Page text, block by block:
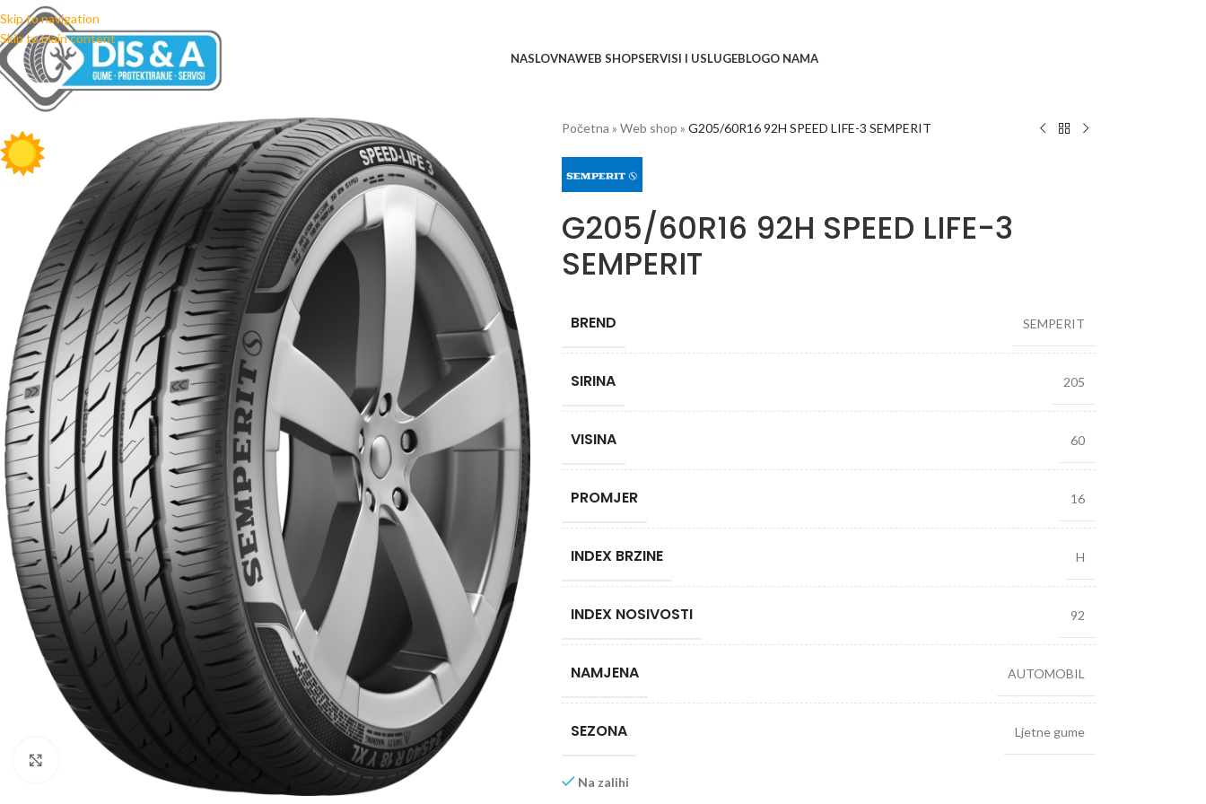
Skip to navigation
Skip to main content
NASLOVNAWEB SHOPSERVISI I USLUGEBLOGO NAMA
Click to enlarge
Početna » Web shop » G205/60R16 92H SPEED LIFE-3 SEMPERIT
G205/60R16 92H SPEED LIFE-3
SEMPERIT
BREND SEMPERIT
SIRINA 205
VISINA 60
PROMJER 16
INDEX BRZINE H
INDEX NOSIVOSTI 92
NAMJENA AUTOMOBIL
SEZONA Ljetne gume
Na zalihi